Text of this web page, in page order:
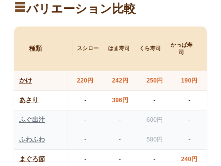
table_rowsバリエーション比較
種類 スシロー はま寿司 くら寿司
かっぱ寿
司
かけ 220円 242円 250円 190円
あさり - 396円 - -
ふぐ出汁 - - 600円 -
ふわふわ - - 580円 -
まぐろ節 - - - 240円